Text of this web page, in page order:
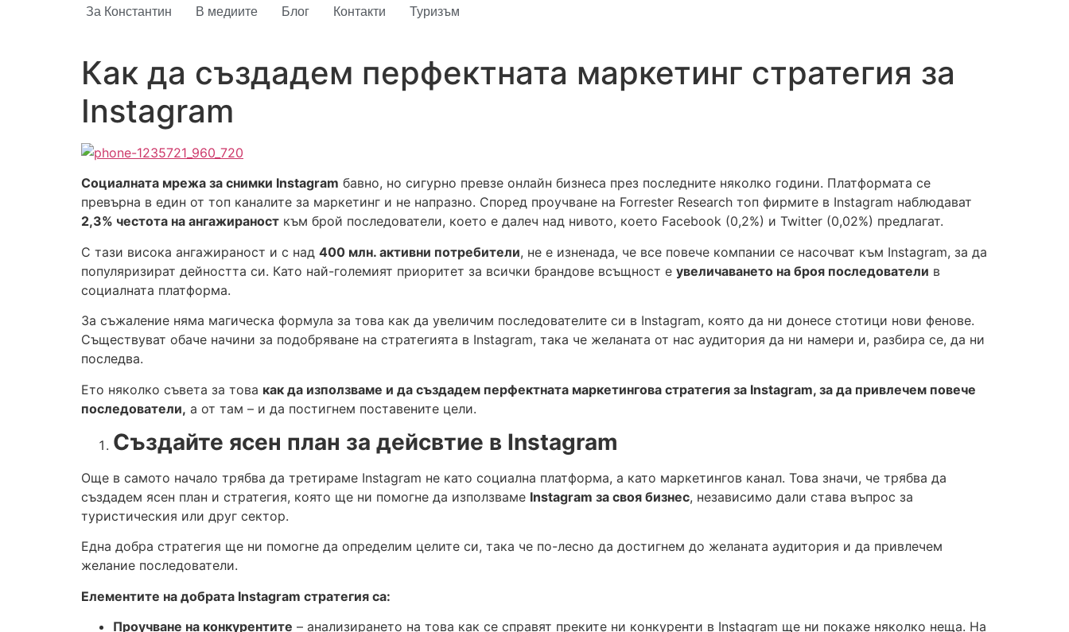
За Константин В медиите Блог Контакти Туризъм
Как да създадем перфектната маркетинг стратегия за
Instagram
Социалната мрежа за снимки Instagram бавно, но сигурно превзе онлайн бизнеса през последните няколко години. Платформата се
превърна в един от топ каналите за маркетинг и не напразно. Според проучване на Forrester Research топ фирмите в Instagram наблюдават
2,3% честота на ангажираност към брой последователи, което е далеч над нивото, което Facebook (0,2%) и Twitter (0,02%) предлагат.
С тази висока ангажираност и с над 400 млн. активни потребители, не е изненада, че все повече компании се насочват към Instagram, за да
популяризират дейността си. Като най-големият приоритет за всички брандове всъщност е увеличаването на броя последователи в
социалната платформа.
За съжаление няма магическа формула за това как да увеличим последователите си в Instagram, която да ни донесе стотици нови фенове.
Съществуват обаче начини за подобряване на стратегията в Instagram, така че желаната от нас аудитория да ни намери и, разбира се, да ни
последва.
Ето няколко съвета за това как да използваме и да създадем перфектната маркетингова стратегия за Instagram, за да привлечем повече
последователи, а от там – и да постигнем поставените цели.
Създайте ясен план за дейсвтие в Instagram
Още в самото начало трябва да третираме Instagram не като социална платформа, а като маркетингов канал. Това значи, че трябва да
създадем ясен план и стратегия, която ще ни помогне да използваме Instagram за своя бизнес, независимо дали става въпрос за
туристическия или друг сектор.
Една добра стратегия ще ни помогне да определим целите си, така че по-лесно да достигнем до желаната аудитория и да привлечем
желание последователи.
Елементите на добрата Instagram стратегия са:
Проучване на конкурентите – анализирането на това как се справят преките ни конкуренти в Instagram ще ни покаже няколко неща. На